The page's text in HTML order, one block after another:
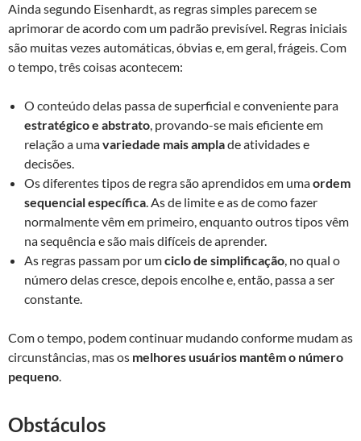
Ainda segundo Eisenhardt, as regras simples parecem se
aprimorar de acordo com um padrão previsível. Regras iniciais
são muitas vezes automáticas, óbvias e, em geral, frágeis. Com
o tempo, três coisas acontecem:
O conteúdo delas passa de superficial e conveniente para
estratégico e abstrato, provando-se mais eficiente em
relação a umavariedade mais amplade atividades e
decisões.
Os diferentes tipos de regra são aprendidos em umaordem
sequencial específica. As de limite e as de como fazer
normalmente vêm em primeiro, enquanto outros tipos vêm
na sequência e são mais difíceis de aprender.
As regras passam por umciclo de simplificação, no qual o
número delas cresce, depois encolhe e, então, passa a ser
constante.
Com o tempo, podem continuar mudando conforme mudam as
circunstâncias, mas os melhores usuários mantêm o número
pequeno.
Obstáculos